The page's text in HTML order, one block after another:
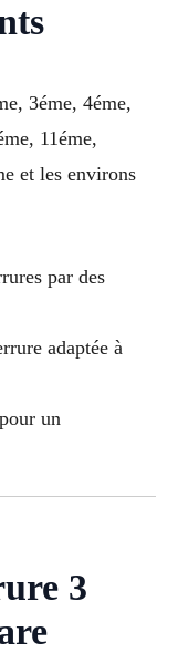
3éme, 4éme,
11éme,
et les environs
par des
adaptée à
un
3